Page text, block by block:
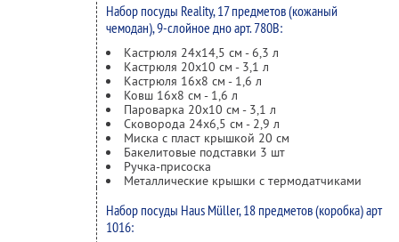
Набор посуды Reality, 17 предметов (кожаный
чемодан), 9-слойное дно арт. 780В:
Кастрюля 24x14,5 см - 6,3 л
Кастрюля 20x10 см - 3,1 л
Кастрюля 16x8 см - 1,6 л
Ковш 16x8 см - 1,6 л
Пароварка 20x10 см - 3,1 л
Сковорода 24x6,5 см - 2,9 л
Миска с пласт крышкой 20 см
Бакелитовые подставки 3 шт
Ручка-присоска
Металлические крышки с термодатчиками
Набор посуды Haus Müller, 18 предметов (коробка) арт
1016: